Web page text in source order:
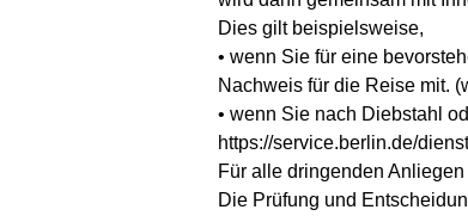
Dies gilt beispielsweise,
• wenn Sie für eine
Nachweis für die Reise mit.
• wenn Sie nach Diebstahl
https://service.berlin.de/
Für alle dringenden Anliegen
Die Prüfung und